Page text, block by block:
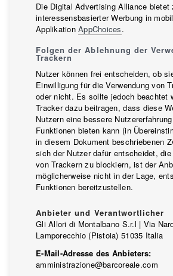
Die Digital Advertising Alliance bietet
interessensbasierter Werbung in
ApplikationAppChoices.
Folgen der Ablehnung der
Trackern
Nutzer können frei entscheiden, ob
Einwilligung für die Verwendung von
oder nicht. Es sollte jedoch beachtet
Tracker dazu beitragen, dass diese
Nutzern eine bessere
Funktionen bieten kann (in
in diesem Dokument beschriebenen
sich der Nutzer dafür entscheidet, die
von Trackern zu blockiern, ist der
möglicherweise nicht in der Lage,
Funktionen bereitzustellen.
Anbieter und Verantwortlicher
Gli Allori di Montalbano S.r.l | Via
Lamporecchio (Pistoia) 51035 Italia
E-Mail-Adresse des Anbieters:
amministrazione@barcoreale.com